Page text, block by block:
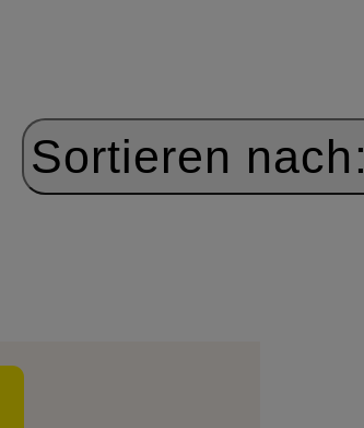
Sortieren nach: